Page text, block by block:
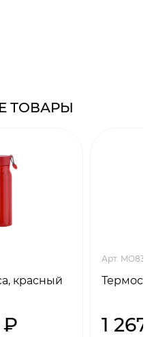
ТОВАРЫ
красный
₽
Арт.
Термос
1